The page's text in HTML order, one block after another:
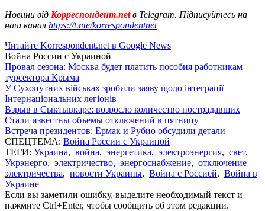
Новини від Корреспондент.netв Telegram. Підписуйтесь на
наш канал https://t.me/korrespondentnet
Читайте Korrespondent.net в Google News
Война России с Украиной
Провал сезона: Москва будет платить пособия работникам
турсектора Крыма
У Сухопутних військах зробили заяву щодо інтеграції
Інтернаціональних легіонів
Взрыв в Сыктывкаре: возросло количество пострадавших
Стали известны объемы отключений в пятницу
Встреча президентов: Ермак и Рубио обсудили детали
СПЕЦТЕМА: Война России с Украиной
ТЕГИ: Украина, война, энергетика, электроэнергия, свет,
Укрэнерго, электричество, энергоснабжение, отключение
электричества, новости Украины, Война с Россией, Война в
Украине
Если вы заметили ошибку, выделите необходимый текст и
нажмите Ctrl+Enter, чтобы сообщить об этом редакции.